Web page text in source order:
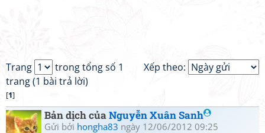
Xếp theo:
Trang
trong tổng số 1
trang (1 bài trả lời)
[1]
Bản dịch củaNguyễn Xuân Sanh
Gửi bởi hongha83 ngày 12/06/2012 09:25